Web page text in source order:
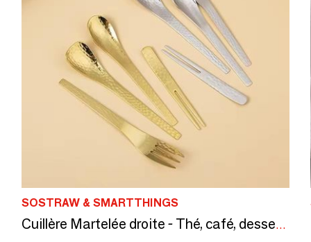
SOSTRAW & SMARTTHINGS
Cuillère Martelée droite - Thé, café, dessert - 4 coloris